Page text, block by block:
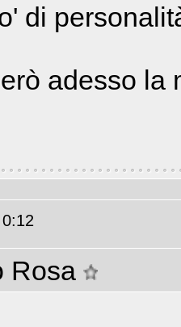
di
adesso la
Rosa